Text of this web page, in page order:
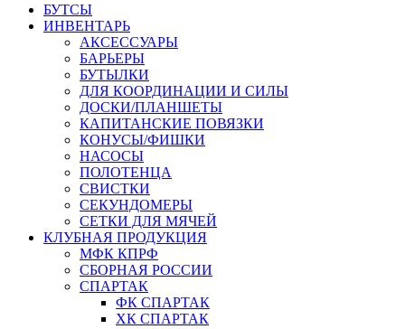
БУТСЫ
ИНВЕНТАРЬ
АКСЕССУАРЫ
БАРЬЕРЫ
БУТЫЛКИ
ДЛЯ КООРДИНАЦИИ И СИЛЫ
ДОСКИ/ПЛАНШЕТЫ
КАПИТАНСКИЕ ПОВЯЗКИ
КОНУСЫ/ФИШКИ
НАСОСЫ
ПОЛОТЕНЦА
СВИСТКИ
СЕКУНДОМЕРЫ
СЕТКИ ДЛЯ МЯЧЕЙ
КЛУБНАЯ ПРОДУКЦИЯ
МФК КПРФ
СБОРНАЯ РОССИИ
СПАРТАК
ФК СПАРТАК
ХК СПАРТАК